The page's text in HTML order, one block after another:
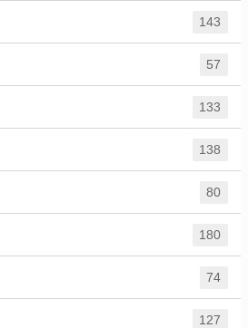
143
57
133
138
80
180
74
127